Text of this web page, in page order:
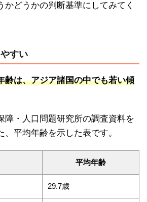
かどうかの判断基準にしてみてく
すい
齢は、アジア諸国の中でも若い傾
障・人口問題研究所の調査資料を
平均年齢を示した表です。
平均年齢
29.7歳